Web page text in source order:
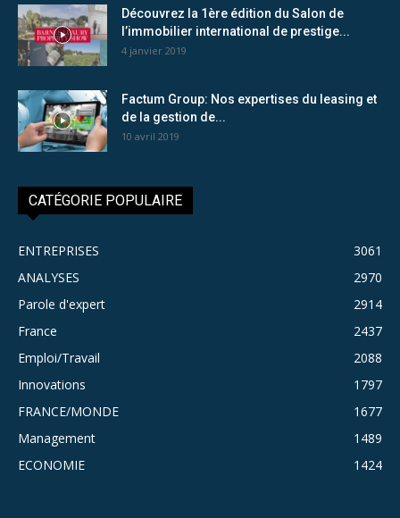
Découvrez la 1ère édition du Salon de
l’immobilier international de prestige...
4 janvier 2019
Factum Group: Nos expertises du leasing et
de la gestion de...
10 avril 2019
CATÉGORIE POPULAIRE
ENTREPRISES
3061
ANALYSES
2970
Parole d'expert
2914
France
2437
Emploi/Travail
2088
Innovations
1797
FRANCE/MONDE
1677
Management
1489
ECONOMIE
1424